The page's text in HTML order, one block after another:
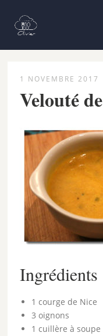
1 NOVEMBRE 2017
Velouté
Ingrédients
1 courge de Nice
3 oignons
1 cuillère à soupe